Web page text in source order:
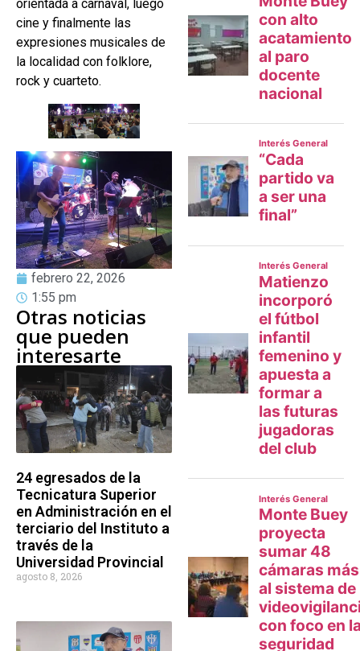
orientada a carnaval, luego
cine y finalmente las
expresiones musicales de
la localidad con folklore,
rock y cuarteto.
febrero 22, 2026
1:55 pm
Otras noticias
que pueden
interesarte
24 egresados de la
Tecnicatura Superior
en Administración en el
terciario del Instituto a
través de la
Universidad Provincial
agosto 8, 2026